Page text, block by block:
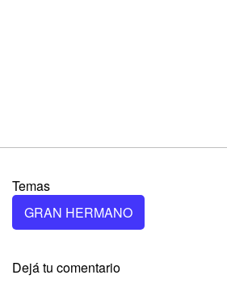
Temas
GRAN HERMANO
Dejá tu comentario